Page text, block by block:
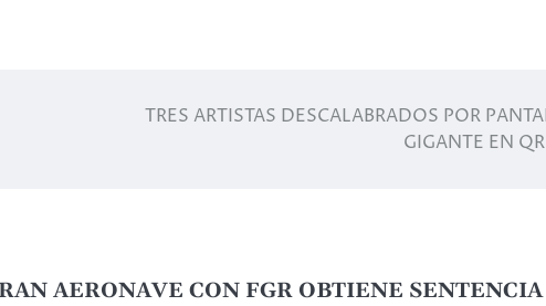
TRES ARTISTAS DESCALABRADOS POR
GIGANTE EN
AERONAVE CON FGR OBTIENE SENTENCIA